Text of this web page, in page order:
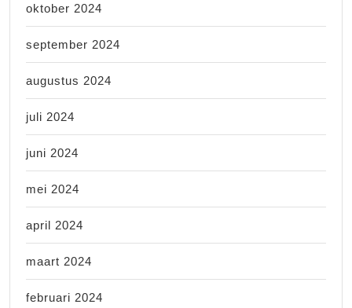
oktober 2024
september 2024
augustus 2024
juli 2024
juni 2024
mei 2024
april 2024
maart 2024
februari 2024